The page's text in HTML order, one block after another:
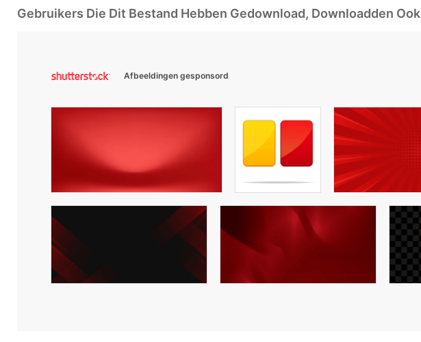
Gebruikers Die Dit Bestand Hebben Gedownload, Downloadden Ook
Afbeeldingen gesponsord